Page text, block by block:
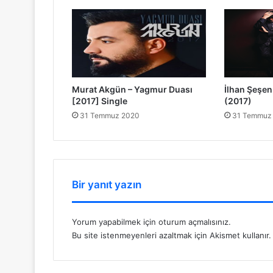
Murat Akgün – Yagmur Duası
[2017] Single
31 Temmuz 2020
İlhan
(2017)
31
Bir yanıt yazın
Yorum yapabilmek için oturum açmalısınız.
Bu site istenmeyenleri azaltmak için Akismet kullanır.